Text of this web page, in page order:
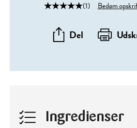
(1) Bedøm
Del
Ingredienser